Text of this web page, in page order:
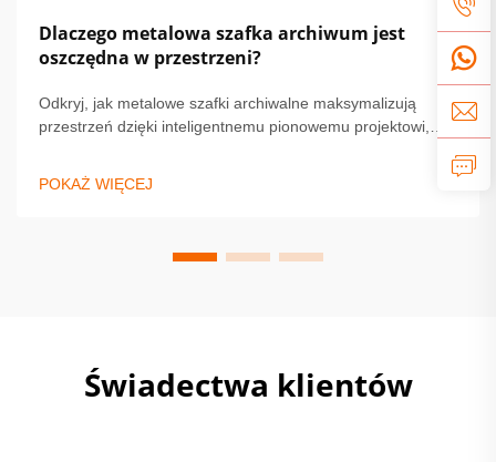
Dlaczego metalowa szafka archiwum jest
oszczędna w przestrzeni?
Odkryj, jak metalowe szafki archiwalne maksymalizują
przestrzeń dzięki inteligentnemu pionowemu projektowi,
Idealne dla małych biur i domów. Dowiedz się więcej.
POKAŻ WIĘCEJ
Świadectwa klientów